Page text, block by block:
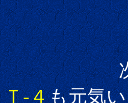
次々と上
Ｔ-４も元気